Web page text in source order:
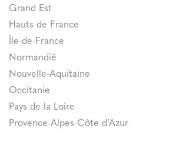
Grand Est
Hauts de France
Île-de-France
Normandië
Nouvelle-Aquitaine
Occitanie
Pays de la Loire
Provence-Alpes-Côte d’Azur